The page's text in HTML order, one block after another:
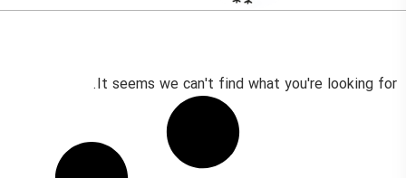
It seems we can't find what you're looking for.